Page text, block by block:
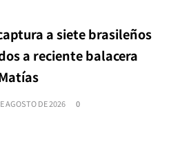
a siete brasileños
a reciente balacera
AGOSTO DE 2026 0